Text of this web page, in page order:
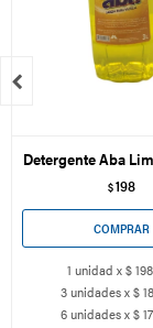
Detergente Aba
$198
1 unidad x $
3 unidades x $
6 unidades x $
